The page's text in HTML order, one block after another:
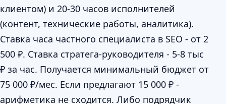
клиентом) и 20-30 часов исполнителей
(контент, технические работы, аналитика).
Ставка часа частного специалиста в SEO - от 2
500 ₽. Ставка стратега-руководителя - 5-8 тыс
₽ за час. Получается минимальный бюджет от
75 000 ₽/мес. Если предлагают 15 000 ₽ -
арифметика не сходится. Либо подрядчик